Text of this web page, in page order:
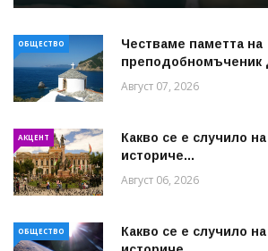
ОБЩЕСТВО
Честваме паметта на
преподобномъченик
Август 07, 2026
АКЦЕНТ
Какво се е случило на
историче...
Август 06, 2026
ОБЩЕСТВО
Какво се е случило на